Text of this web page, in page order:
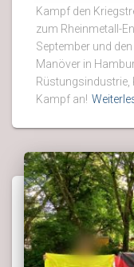
Kampf den
zum Rheinmetall-
September und
Manöver in
Rüstungsindustrie,
Kampf an!